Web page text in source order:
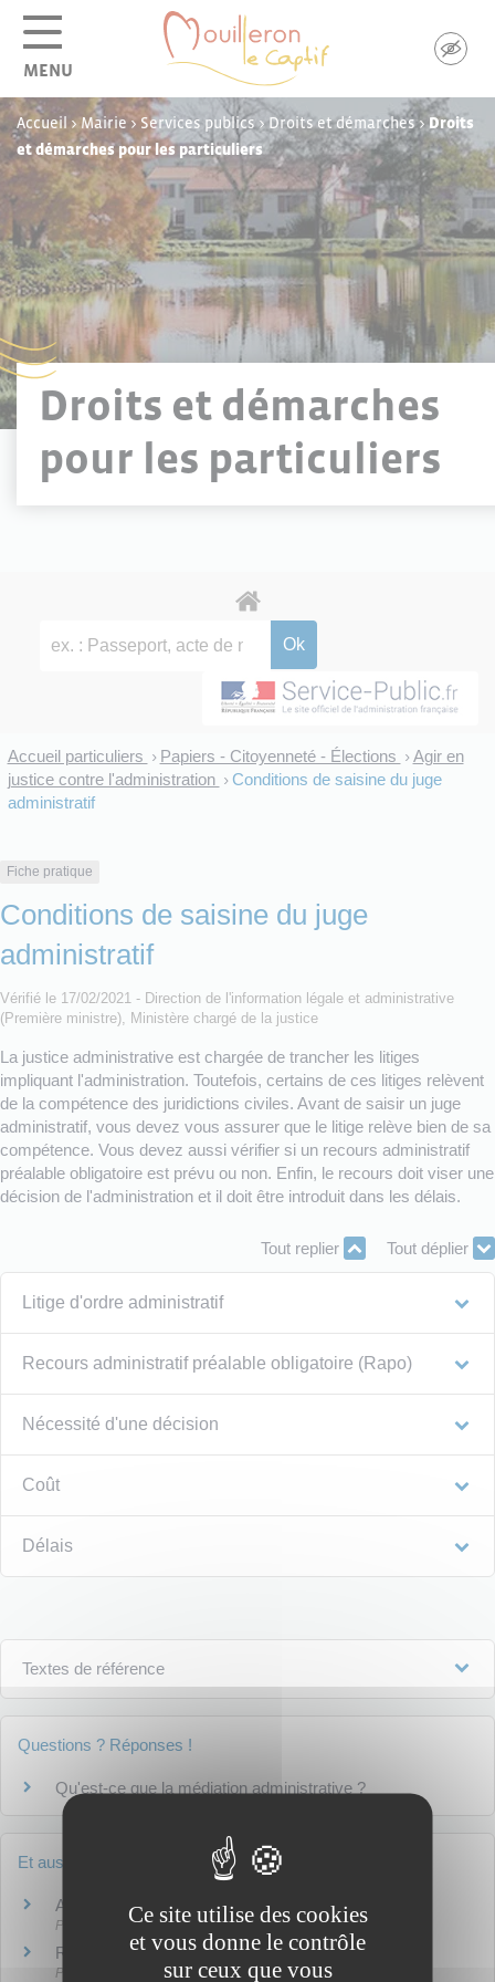
MENU
Accueil >Mairie> Services publics>Droits et démarches>Droits
et démarches pour les particuliers
Droits et démarches
pour les particuliers
Accueil particuliers > Papiers - Citoyenneté - Élections > Agir en
justice contre l'administration > Conditions de saisine du juge
administratif
Fiche pratique
Conditions de saisine du juge
administratif
Vérifié le 17/02/2021 - Direction de l'information légale et administrative
(Première ministre), Ministère chargé de la justice
La justice administrative est chargée de trancher les litiges
impliquant l'administration. Toutefois, certains de ces litiges relèvent
de la compétence des juridictions civiles. Avant de saisir un juge
administratif, vous devez vous assurer que le litige relève bien de sa
compétence. Vous devez aussi vérifier si un recours administratif
préalable obligatoire est prévu ou non. Enfin, le recours doit viser une
décision de l'administration et il doit être introduit dans les délais.
Tout replier Tout déplier
Litige d'ordre administratif
Recours administratif préalable obligatoire (Rapo)
Nécessité d'une décision
Coût
Délais
Textes de référence
Questions ? Réponses !
Qu'est-ce que la médiation administrative ?
Et aussi
Agir en justice contre l'administration
Papiers - Citoyenneté - Élections
Recours gracieux, hiérarchique, obligatoire (Rapo)
Papiers - Citoyenneté - Élections
Panneau de gestion des cookies
Ce site utilise des cookies
et vous donne le contrôle
sur ceux que vous